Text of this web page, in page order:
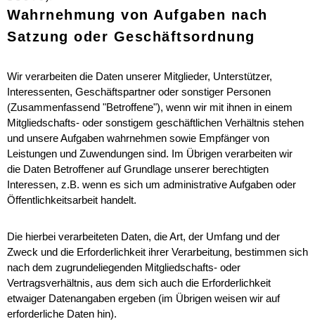
Wahrnehmung von Aufgaben nach
Satzung oder Geschäftsordnung
Wir verarbeiten die Daten unserer Mitglieder, Unterstützer,
Interessenten, Geschäftspartner oder sonstiger Personen
(Zusammenfassend "Betroffene"), wenn wir mit ihnen in einem
Mitgliedschafts- oder sonstigem geschäftlichen Verhältnis stehen
und unsere Aufgaben wahrnehmen sowie Empfänger von
Leistungen und Zuwendungen sind. Im Übrigen verarbeiten wir
die Daten Betroffener auf Grundlage unserer berechtigten
Interessen, z.B. wenn es sich um administrative Aufgaben oder
Öffentlichkeitsarbeit handelt.
Die hierbei verarbeiteten Daten, die Art, der Umfang und der
Zweck und die Erforderlichkeit ihrer Verarbeitung, bestimmen sich
nach dem zugrundeliegenden Mitgliedschafts- oder
Vertragsverhältnis, aus dem sich auch die Erforderlichkeit
etwaiger Datenangaben ergeben (im Übrigen weisen wir auf
erforderliche Daten hin).